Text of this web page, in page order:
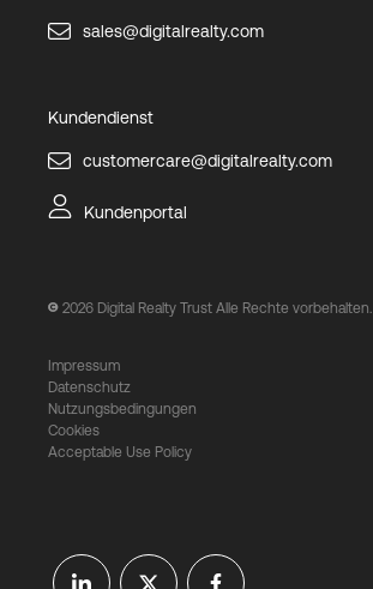
sales@digitalrealty.com
Kundendienst
customercare@digitalrealty.com
Kundenportal
2026 Digital Realty Trust Alle Rechte vorbehalten.
Impressum
Datenschutz
Nutzungsbedingungen
Cookies
Acceptable Use Policy